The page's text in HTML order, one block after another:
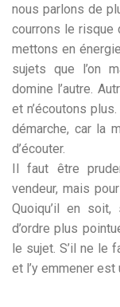
nous parlons de
courrons le risque
mettons en
sujets que l’on
domine l’autre.
et n’écoutons
démarche, car la
d’écouter.
Il faut être
vendeur, mais
Quoiqu’il en
d’ordre plus
le sujet. S’il ne le
et l’y emmener est